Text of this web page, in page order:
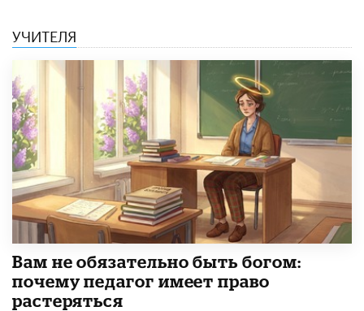
УЧИТЕЛЯ
​Вам не обязательно быть богом:
почему педагог имеет право
растеряться